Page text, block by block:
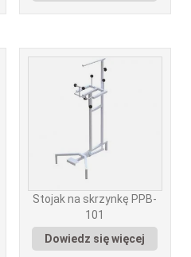
Stojak na skrzynkę PPB-
101
Dowiedz się więcej